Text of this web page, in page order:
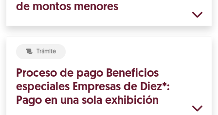
de montos menores
Trámite
Proceso de pago Beneficios
especiales Empresas de Diez*:
Pago en una sola exhibición